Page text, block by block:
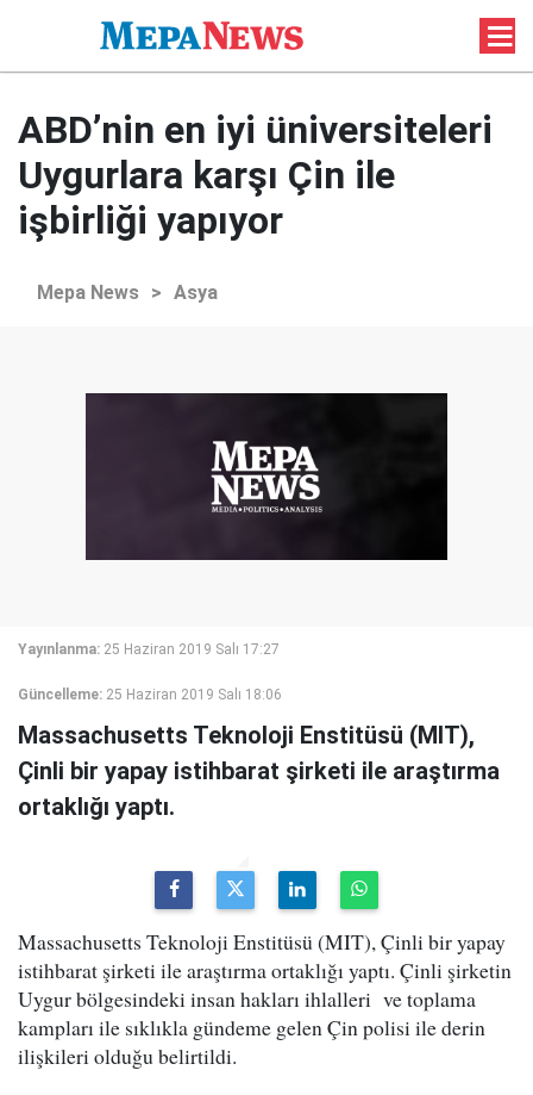
ABD’nin en iyi üniversiteleri
Uygurlara karşı Çin ile
işbirliği yapıyor
Mepa News > Asya
Yayınlanma: 25 Haziran 2019 Salı 17:27
Güncelleme: 25 Haziran 2019 Salı 18:06
Massachusetts Teknoloji Enstitüsü (MIT),
Çinli bir yapay istihbarat şirketi ile araştırma
ortaklığı yaptı.
Massachusetts Teknoloji Enstitüsü (MIT), Çinli bir yapay
istihbarat şirketi ile araştırma ortaklığı yaptı. Çinli şirketin
Uygur bölgesindeki insan hakları ihlalleri ve toplama
kampları ile sıklıkla gündeme gelen Çin polisi ile derin
ilişkileri olduğu belirtildi.